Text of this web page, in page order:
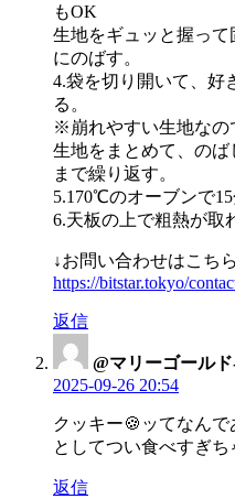
もOK
生地をギュッと握って
にのばす。
4.袋を切り開いて、好
る。
※崩れやすい生地なの
生地をまとめて、の
まで繰り返す。
5.170℃のオーブンで15
6.天板の上で粗熱が取
↓お問い合わせはこち
https://bitstar.tokyo/
返信
@マリーゴール
2025-09-26 20:54
クッキー🍪ッてなん
としてつい食べすぎち
返信